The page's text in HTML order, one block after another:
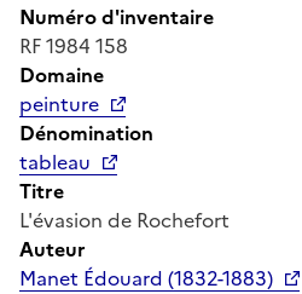
Numéro d'inventaire
RF 1984 158
Domaine
peinture
Dénomination
tableau
Titre
L'évasion de Rochefort
Auteur
Manet Édouard (1832-1883)